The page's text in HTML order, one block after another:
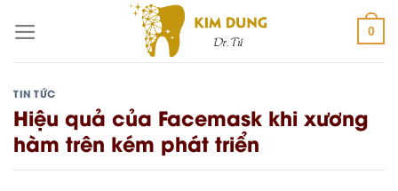
0
TIN TỨC
Hiệu quả của Facemask khi xương
hàm trên kém phát triển